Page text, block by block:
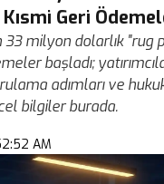
Kısmi Geri
33 milyon dolarlık "rug
başladı;
adımları ve
bilgiler burada.
AM